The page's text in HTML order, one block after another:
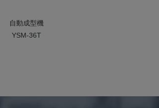
自動成型機
YSM-36T